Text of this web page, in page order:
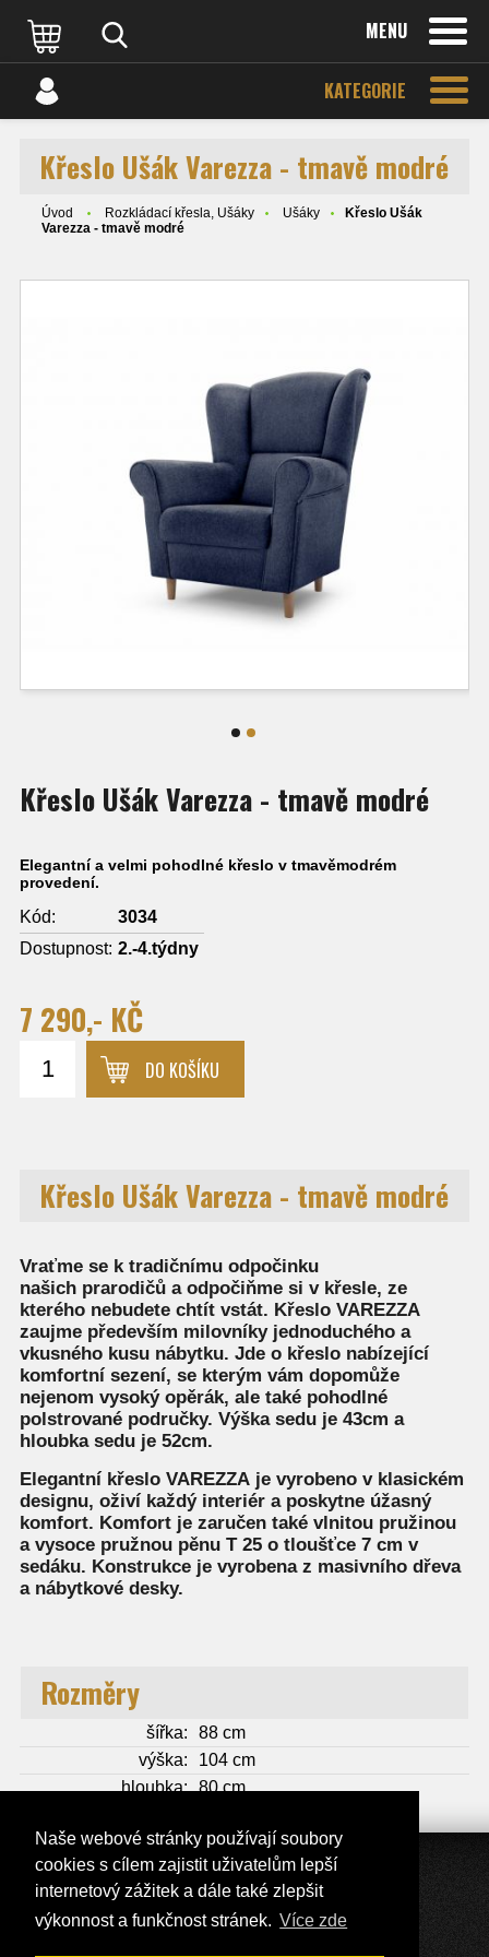
Naše webové stránky používají soubory
cookies s cílem zajistit uživatelům lepší
internetový zážitek a dále také zlepšit
výkonnost a funkčnost stránek. Více zde
MENU
KATEGORIE
Křeslo Ušák Varezza - tmavě modré
Úvod Rozkládací křesla, Ušáky Ušáky
Křeslo Ušák
Varezza - tmavě modré
Křeslo Ušák Varezza - tmavě modré
Elegantní a velmi pohodlné křeslo v tmavěmodrém
provedení.
Kód:
3034
Dostupnost: 2.-4.týdny
7 290,- KČ
DO KOŠÍKU
Křeslo Ušák Varezza - tmavě modré
Vraťme se k tradičnímu odpočinku
našich prarodičů a odpočiňme si v křesle, ze
kterého nebudete chtít vstát. Křeslo VAREZZA
zaujme především milovníky jednoduchého a
vkusného kusu nábytku. Jde o křeslo nabízející
komfortní sezení, se kterým vám dopomůže
nejenom vysoký opěrák, ale také pohodlné
polstrované područky. Výška sedu je 43cm a
hloubka sedu je 52cm.
Elegantní křeslo VAREZZA je vyrobeno v klasickém
designu, oživí každý interiér a poskytne úžasný
komfort. Komfort je zaručen také vlnitou pružinou
a vysoce pružnou pěnu T 25 o tloušťce 7 cm v
sedáku. Konstrukce je vyrobena z masivního dřeva
a nábytkové desky.
Rozměry
šířka:
88 cm
výška:
104 cm
hloubka: 80 cm
Přepnout zobrazení na plnou verzi
Copyright 2017 - 2026 © Nábytek Lux